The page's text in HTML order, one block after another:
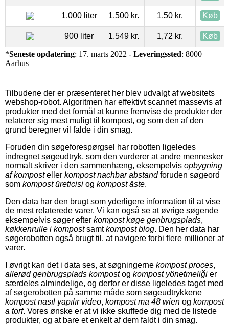
1.000 liter 1.500 kr. 1,50 kr. Køb
900 liter 1.549 kr. 1,72 kr. Køb
*Seneste opdatering: 17. marts 2022 - Leveringssted: 8000
Aarhus
Tilbudene der er præsenteret her blev udvalgt af websitets
webshop-robot. Algoritmen har effektivt scannet massevis af
produkter med det formål at kunne fremvise de produkter der
relaterer sig mest muligt til kompost, og som den af den
grund beregner vil falde i din smag.
Foruden din søgeforespørgsel har robotten ligeledes
indregnet søgeudtryk, som den vurderer at andre mennesker
normalt skriver i den sammenhæng, eksempelvis opbygning
af komposteller kompost nachbar abstandforuden søgeord
som kompost üreticisi og kompost äste.
Den data har den brugt som yderligere information til at vise
de mest relaterede varer. Vi kan også se at øvrige søgende
eksempelvis søger efter kompost køge genbrugsplads,
køkkenrulle i kompostsamtkompost blog. Den her data har
søgerobotten også brugt til, at navigere forbi flere millioner af
varer.
I øvrigt kan det i data ses, at søgningerne kompost proces,
allerød genbrugsplads kompostog kompost yönetmeliği er
særdeles almindelige, og derfor er disse ligeledes taget med
af søgerobotten på samme måde som søgeudtrykkene
kompost nasıl yapılır video, kompost ma 48 wien og kompost
a torf. Vores ønske er at vi ikke skuffede dig med de listede
produkter, og at bare et enkelt af dem faldt i din smag.